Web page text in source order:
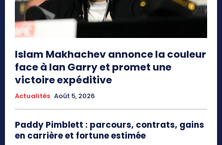
Islam Makhachev annonce la couleur
face à Ian Garry et promet une
victoire expéditive
Actualités Août 5, 2026
Paddy Pimblett : parcours, contrats, gains
en carrière et fortune estimée